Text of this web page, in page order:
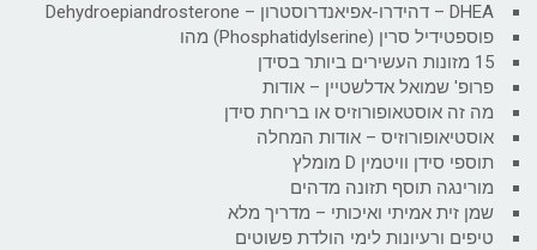
DHEA – דהידרו-אפיאנדרוסטרון – Dehydroepiandrosterone
פוספטידיל סרין (Phosphatidylserine) מהו
15 מזונות העשירים ביותר בסידן
פרופ' שמואל אדלשטיין – אודות
מה זה אוסטאופורוזיס או בריחת סידן
אוסטיאופורוזיס – אודות המחלה
תוספי סידן וויטמין D מומלץ
מורינגה תוסף תזונה מדהים
שמן זית אמיתי ואיכותי – מדריך מלא
טיפים ורעיונות לימי הולדת פשוטים